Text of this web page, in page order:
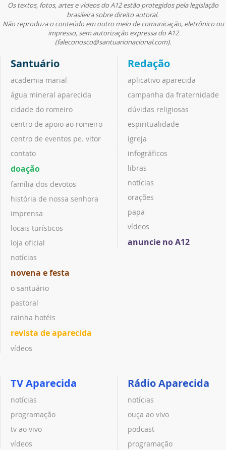
Os textos, fotos, artes e vídeos do A12 estão protegidos pela legislação
brasileira sobre direito autoral.
Não reproduza o conteúdo em outro meio de comunicação, eletrônico ou
impresso, sem autorização expressa do A12
(faleconosco@santuarionacional.com).
Santuário
academia marial
água mineral aparecida
cidade do romeiro
centro de apoio ao romeiro
centro de eventos pe. vitor
contato
doação
família dos devotos
história de nossa senhora
imprensa
locais turísticos
loja oficial
notícias
novena e festa
o santuário
pastoral
rainha hotéis
revista de aparecida
vídeos
Redação
aplicativo aparecida
campanha da fraternidade
dúvidas religiosas
espiritualidade
igreja
infográficos
libras
notícias
orações
papa
vídeos
anuncie no A12
TV Aparecida
notícias
programação
tv ao vivo
vídeos
Rádio Aparecida
notícias
ouça ao vivo
podcast
programação